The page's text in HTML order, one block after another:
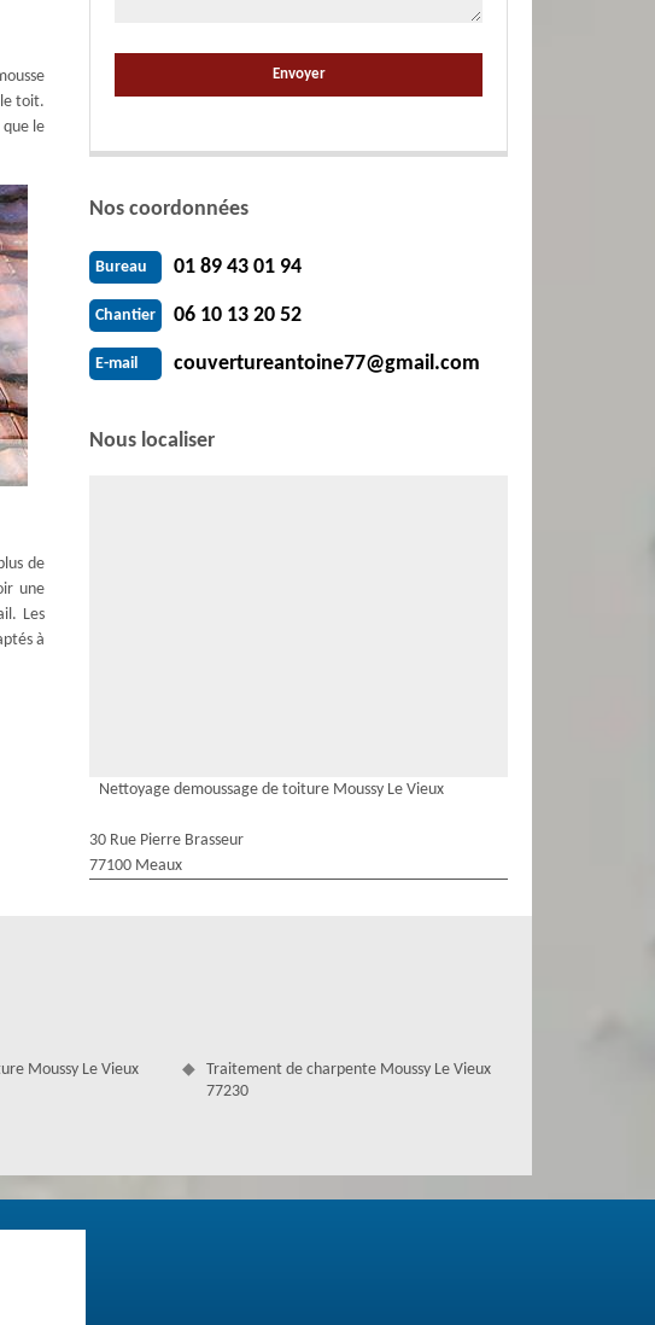
toit.
le
de
une
Les
à
Pour
qui
Nos coordonnées
Bureau 01 89 43 01 94
Chantier 06 10 13 20 52
E-mail couvertureantoine77@gmail.com
Nous localiser
Nettoyage demoussage de toiture Moussy Le Vieux
30 Rue Pierre Brasseur
77100 Meaux
Moussy Le Vieux
Traitement de charpente Moussy Le Vieux
77230